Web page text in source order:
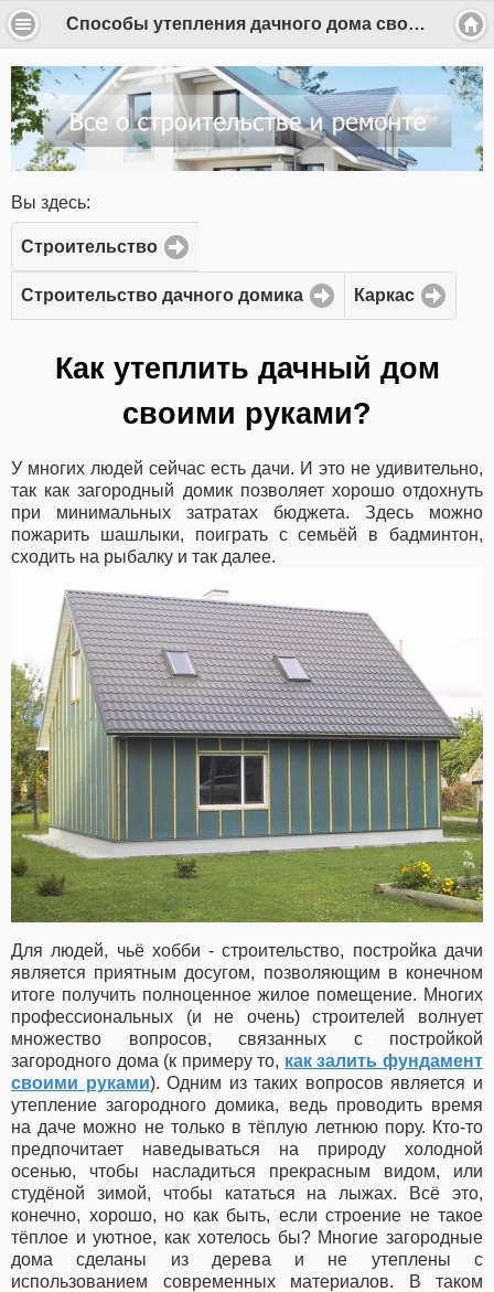
Способы утепления дачного дома своими руками
Вы здесь:
Строительство
Строительство дачного домика Каркас
Как утеплить дачный дом
своими руками?
У многих людей сейчас есть дачи. И это не удивительно,
так как загородный домик позволяет хорошо отдохнуть
при минимальных затратах бюджета. Здесь можно
пожарить шашлыки, поиграть с семьёй в бадминтон,
сходить на рыбалку и так далее.
Для людей, чьё хобби - строительство, постройка дачи
является приятным досугом, позволяющим в конечном
итоге получить полноценное жилое помещение. Многих
профессиональных (и не очень) строителей волнует
множество вопросов, связанных с постройкой
загородного дома (к примеру то, как залить фундамент
своими руками). Одним из таких вопросов является и
утепление загородного домика, ведь проводить время
на даче можно не только в тёплую летнюю пору. Кто-то
предпочитает наведываться на природу холодной
осенью, чтобы насладиться прекрасным видом, или
студёной зимой, чтобы кататься на лыжах. Всё это,
конечно, хорошо, но как быть, если строение не такое
тёплое и уютное, как хотелось бы? Многие загородные
дома сделаны из дерева и не утеплены с
использованием современных материалов. В таком